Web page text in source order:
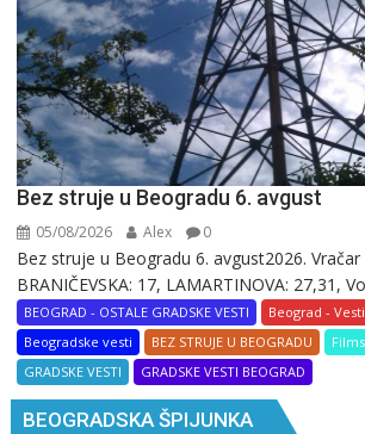
Bez struje u Beogradu 6. avgust
05/08/2026 Alex 0
Bez struje u Beogradu 6. avgust2026. Vračar
BRANIČEVSKA: 17, LAMARTINOVA: 27,31,
BEOGRAD - OSTALE GRADSKE VESTI
Beograd -
Beogradske vesti
BEZ STRUJE U BEOGRADU
GRADSKE VESTI
GRADSKE VESTI BEOGRAD
BEOGRADSKA ŠPIJUNKA